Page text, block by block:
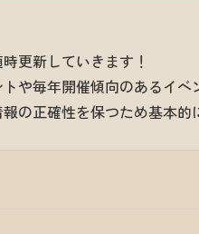
更新していきます！
や毎年開催傾向のあるイベ
の正確性を保つため基本的